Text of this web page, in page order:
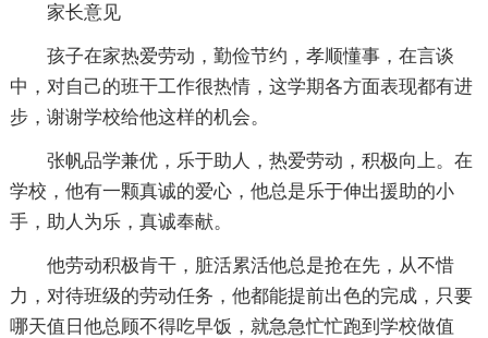
家长意见
孩子在家热爱劳动，勤俭节约，孝顺懂事，在言谈
中，对自己的班干工作很热情，这学期各方面表现都有进
步，谢谢学校给他这样的机会。
张帆品学兼优，乐于助人，热爱劳动，积极向上。在
学校，他有一颗真诚的爱心，他总是乐于伸出援助的小
手，助人为乐，真诚奉献。
他劳动积极肯干，脏活累活他总是抢在先，从不惜
力，对待班级的劳动任务，他都能提前出色的完成，只要
哪天值日他总顾不得吃早饭，就急急忙忙跑到学校做值